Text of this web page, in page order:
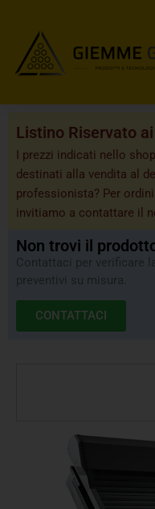
Listino Riservato
I prezzi indicati nello
destinati alla vendita al
professionista? Per
invitiamo a contattare il
Non trovi il
Contattaci per verificare
preventivi su misura.
CONTATTACI